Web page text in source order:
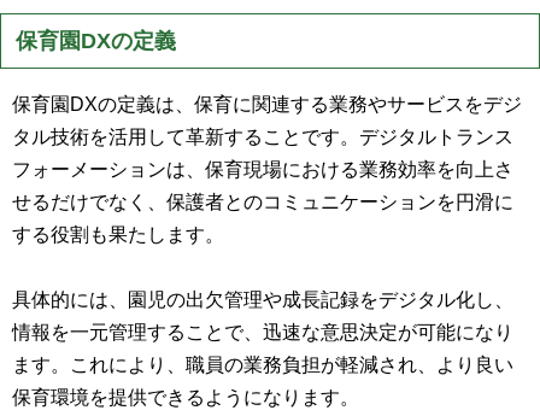
保育園DXの定義
保育園DXの定義は、保育に関連する業務やサービスをデジ
タル技術を活用して革新することです。デジタルトランス
フォーメーションは、保育現場における業務効率を向上さ
せるだけでなく、保護者とのコミュニケーションを円滑に
する役割も果たします。
具体的には、園児の出欠管理や成長記録をデジタル化し、
情報を一元管理することで、迅速な意思決定が可能になり
ます。これにより、職員の業務負担が軽減され、より良い
保育環境を提供できるようになります。